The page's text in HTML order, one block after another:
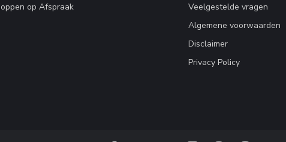
op Afspraak
Veelgestelde vragen
Algemene voorwaarden
Disclaimer
Privacy Policy